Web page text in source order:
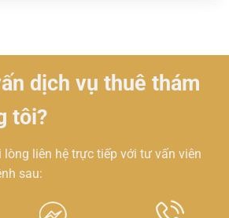
dịch vụ thuê thám
tôi?
lòng liên hệ trực tiếp với tư vấn viên
sau: